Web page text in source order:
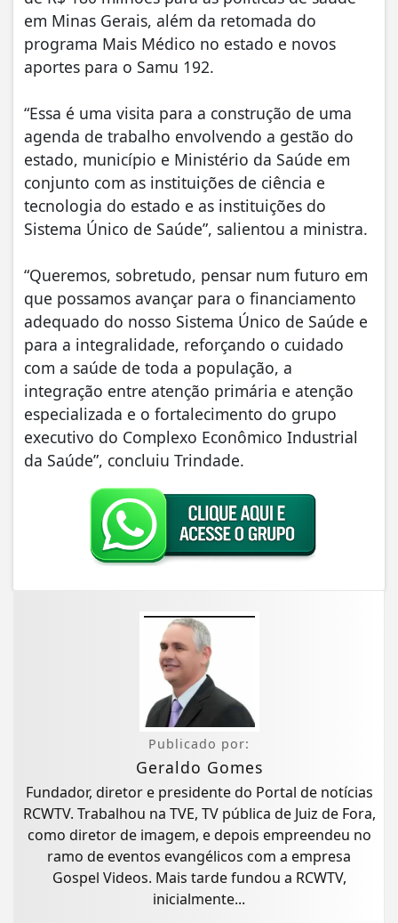
em Minas Gerais, além da retomada do
programa Mais Médico no estado e novos
aportes para o Samu 192.
“Essa é uma visita para a construção de uma
agenda de trabalho envolvendo a gestão do
estado, município e Ministério da Saúde em
conjunto com as instituições de ciência e
tecnologia do estado e as instituições do
Sistema Único de Saúde”, salientou a ministra.
“Queremos, sobretudo, pensar num futuro em
que possamos avançar para o financiamento
adequado do nosso Sistema Único de Saúde e
para a integralidade, reforçando o cuidado
com a saúde de toda a população, a
integração entre atenção primária e atenção
especializada e o fortalecimento do grupo
executivo do Complexo Econômico Industrial
da Saúde”, concluiu Trindade.
Publicado por:
Geraldo Gomes
Fundador, diretor e presidente do Portal de notícias
RCWTV. Trabalhou na TVE, TV pública de Juiz de Fora,
como diretor de imagem, e depois empreendeu no
ramo de eventos evangélicos com a empresa
Gospel Videos. Mais tarde fundou a RCWTV,
inicialmente...